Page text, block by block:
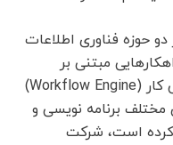
حوزه فناوری اطلاعات
مبتنی بر
داشتن موتور طراحی و تعریف گردش کار (Workflow Engine)
مختلف برنامه نویسی و
کرده است، شرکت